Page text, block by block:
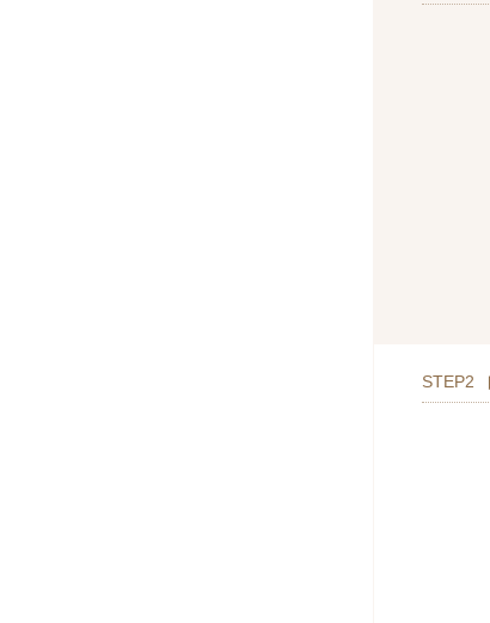
STEP2